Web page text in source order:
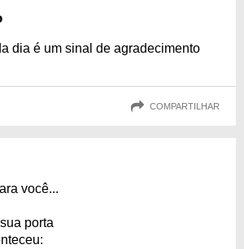
dia é um sinal de agradecimento
COMPARTILHAR
você...
porta